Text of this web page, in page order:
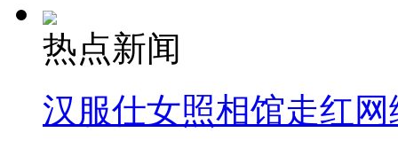
热点新闻
汉服仕女照相馆走红网